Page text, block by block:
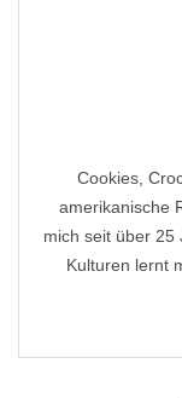
Cookies,
amerikanische
mich seit über 25
Kulturen lernt